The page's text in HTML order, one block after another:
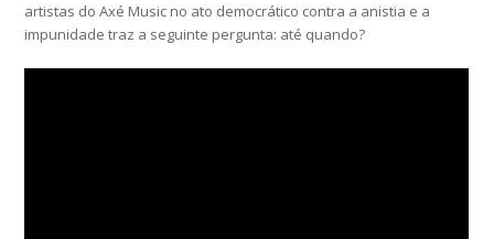
artistas do Axé Music no ato democrático contra a anistia e a
impunidade traz a seguinte pergunta: até quando?